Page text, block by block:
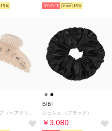
15% 50%OFF 15%
BIBI
シュシュ （ブラック）
￥3,080